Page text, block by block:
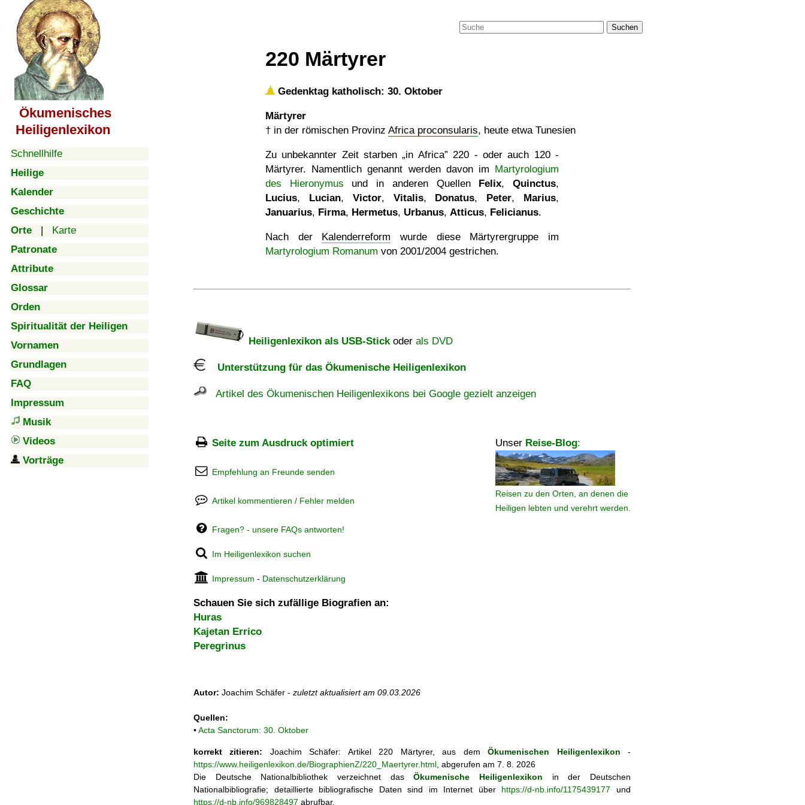
Ökumenisches
Heiligenlexikon
Schnellhilfe
Heilige
Kalender
Geschichte
Orte | Karte
Patronate
Attribute
Glossar
Orden
Spiritualität der Heiligen
Vornamen
Grundlagen
FAQ
Impressum
Musik
Videos
Vorträge
Suchen
220 Märtyrer
Gedenktag katholisch: 30. Oktober
Märtyrer
† in der römischen Provinz Africa proconsularis, heute etwa Tunesien
Zu unbekannter Zeit starben in Africa
220 - oder auch 120 -
Märtyrer. Namentlich genannt werden davon im Martyrologium
des Hieronymus und in anderen Quellen Felix,Quinctus,
Lucius, Lucian, Victor, Vitalis, Donatus, Peter, Marius,
Januarius, Firma, Hermetus, Urbanus, Atticus, Felicianus.
Nach der Kalenderreform wurde diese Märtyrergruppe im
Martyrologium Romanum von 2001/2004 gestrichen.
Heiligenlexikon als USB-Stickoder als DVD
Unterstützung für das Ökumenische Heiligenlexikon
Artikel des Ökumenischen Heiligenlexikons bei Google gezielt anzeigen
Seite zum Ausdruck optimiert Unser Reise-Blog:
Reisen zu den Orten, an denen die
Heiligen lebten und verehrt werden.
Empfehlung an Freunde senden
Artikel kommentieren / Fehler melden
Fragen? - unsere FAQs antworten!
Im Heiligenlexikon suchen
Impressum - Datenschutzerklärung
Schauen Sie sich zufällige Biografien an:
Huras
Kajetan Errico
Peregrinus
Autor: Joachim Schäfer - zuletzt aktualisiert am 09.03.2026
Quellen:
•Acta Sanctorum: 30. Oktober
korrekt zitieren: Joachim Schäfer: Artikel 220 Märtyrer, aus demÖkumenischen Heiligenlexikon -
https://www.heiligenlexikon.de/BiographienZ/220_Maertyrer.html , abgerufen am 7. 8. 2026
Die Deutsche Nationalbibliothek verzeichnet dasÖkumenische Heiligenlexikon in der Deutschen
Nationalbibliografie; detaillierte bibliografische Daten sind im Internet über https://d-nb.info/1175439177 und
https://d-nb.info/969828497 abrufbar.